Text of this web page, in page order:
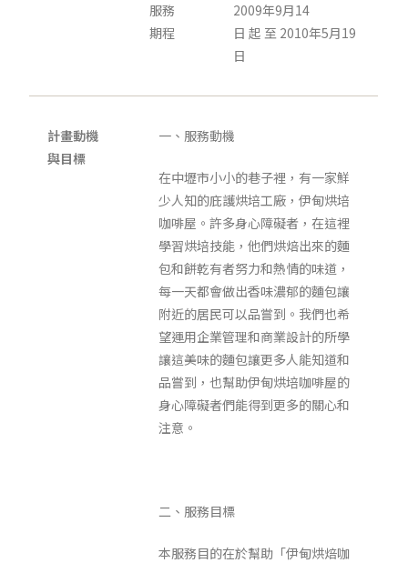
服務
期程
2009年9月14
日 起 至 2010年5月19
日
計畫動機
與目標
一、服務動機
在中壢市小小的巷子裡，有一家鮮
少人知的庇護烘培工廠，伊甸烘培
咖啡屋。許多身心障礙者，在這裡
學習烘培技能，他們烘焙出來的麵
包和餅乾有者努力和熱情的味道，
每一天都會做出香味濃郁的麵包讓
附近的居民可以品嘗到。我們也希
望運用企業管理和商業設計的所學
讓這美味的麵包讓更多人能知道和
品嘗到，也幫助伊甸烘培咖啡屋的
身心障礙者們能得到更多的關心和
注意。
二、服務目標
本服務目的在於幫助「伊甸烘焙咖